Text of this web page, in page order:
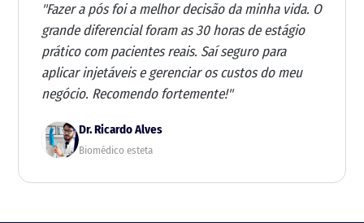
"Fazer a pós foi a melhor decisão da minha vida. O
grande diferencial foram as 30 horas de estágio
prático com pacientes reais. Saí seguro para
aplicar injetáveis e gerenciar os custos do meu
negócio. Recomendo fortemente!"
img/depoim
ento-2.png
Dr. Ricardo Alves
Biomédico esteta